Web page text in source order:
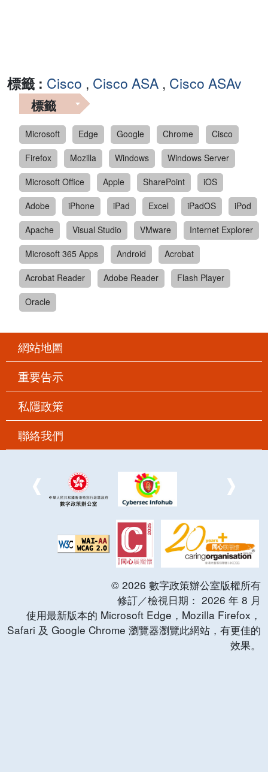
標籤 : Cisco , Cisco ASA , Cisco ASAv
標籤
Microsoft Edge Google Chrome
Cisco
Firefox
Mozilla Windows
Windows Server
Microsoft Office
Apple SharePoint
iOS
Adobe
iPhone iPad Excel iPadOS
iPod
Apache
Visual Studio VMware
Internet Explorer
Microsoft 365 Apps
Android
Acrobat
Acrobat Reader
Adobe Reader
Flash Player
Oracle
網站地圖
重要告示
私隱政策
聯絡我們
© 2026 數字政策辦公室版權所有
修訂／檢視日期： 2026 年 8 月
使用最新版本的 Microsoft Edge，Mozilla Firefox，
Safari 及 Google Chrome 瀏覽器瀏覽此網站，有更佳的
效果。